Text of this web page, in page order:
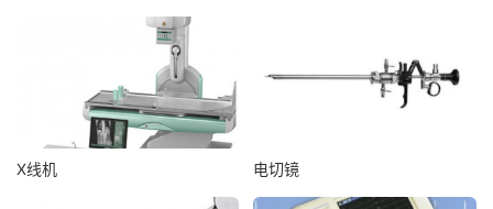
X线机 电切镜